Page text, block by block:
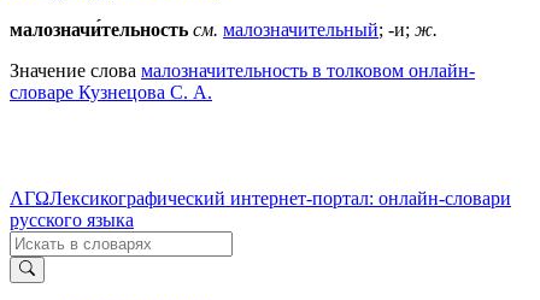
малозначи́тельность см. малозначительный; -и; ж.
Значение слова малозначительность в толковом онлайн-
словаре Кузнецова С. А.
ΛΓΩЛексикографический интернет-портал: онлайн-словари
русского языка